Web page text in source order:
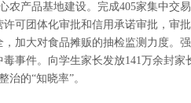
农产品基地建设。完成405家集中交
可团体化审批和信用承诺审批，审
加大对食品摊贩的抽检监测力度。
事件。向学生家长发放141万余封家
治的“知晓率”。